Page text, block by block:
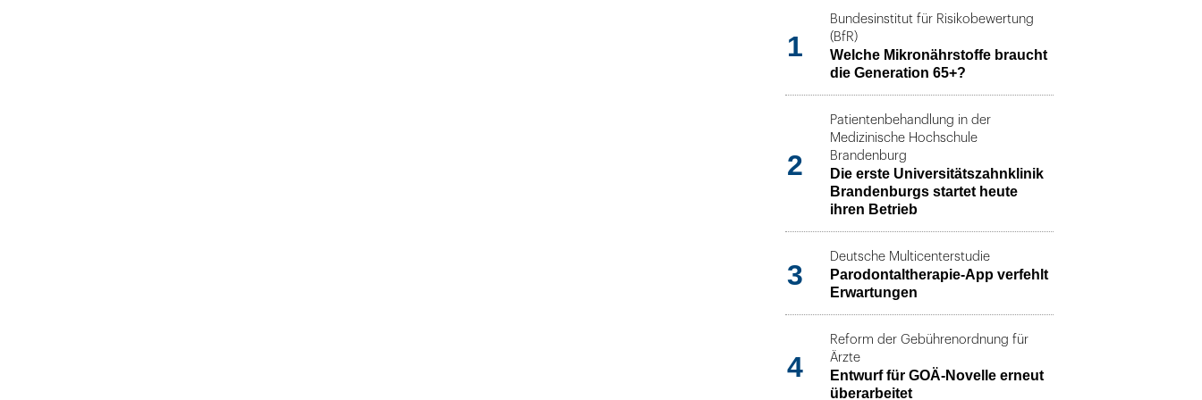
1
Bundesinstitut für Risikobewertung
(BfR)
Welche Mikronährstoffe braucht
die Generation 65+?
2
Patientenbehandlung in der
Medizinische Hochschule
Brandenburg
Die erste Universitätszahnklinik
Brandenburgs startet heute
ihren Betrieb
3
Deutsche Multicenterstudie
Parodontaltherapie-App verfehlt
Erwartungen
4
Reform der Gebührenordnung für
Ärzte
Entwurf für GOÄ-Novelle erneut
überarbeitet